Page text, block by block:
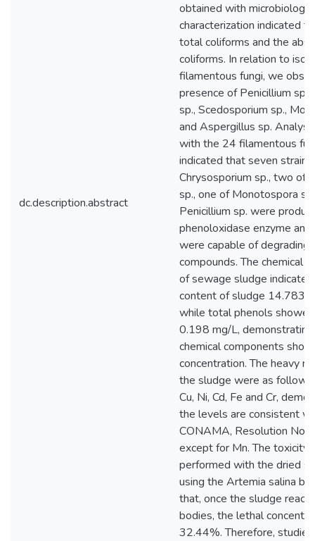
dc.description.abstract
obtained with
characterization indicated
total coliforms and the
coliforms. In relation to
filamentous fungi, we
presence of Penicillium sp.,
sp., Scedosporium sp.,
and Aspergillus sp.
with the 24 filamentous
indicated that seven
Chrysosporium sp., two of
sp., one of Monotospora
Penicillium sp. were
phenoloxidase enzyme
were capable of degrading
compounds. The chemical
of sewage sludge
content of sludge
while total phenols
0.198 mg/L,
chemical components
concentration. The heavy
the sludge were as follows:
Cu, Ni, Cd, Fe and Cr,
the levels are consistent
CONAMA, Resolution No.
except for Mn. The toxicity
performed with the dried
using the Artemia salina
that, once the sludge
bodies, the lethal
32.44%. Therefore,